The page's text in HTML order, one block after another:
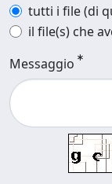
tutti i file (di
il file(s) che
Messaggio